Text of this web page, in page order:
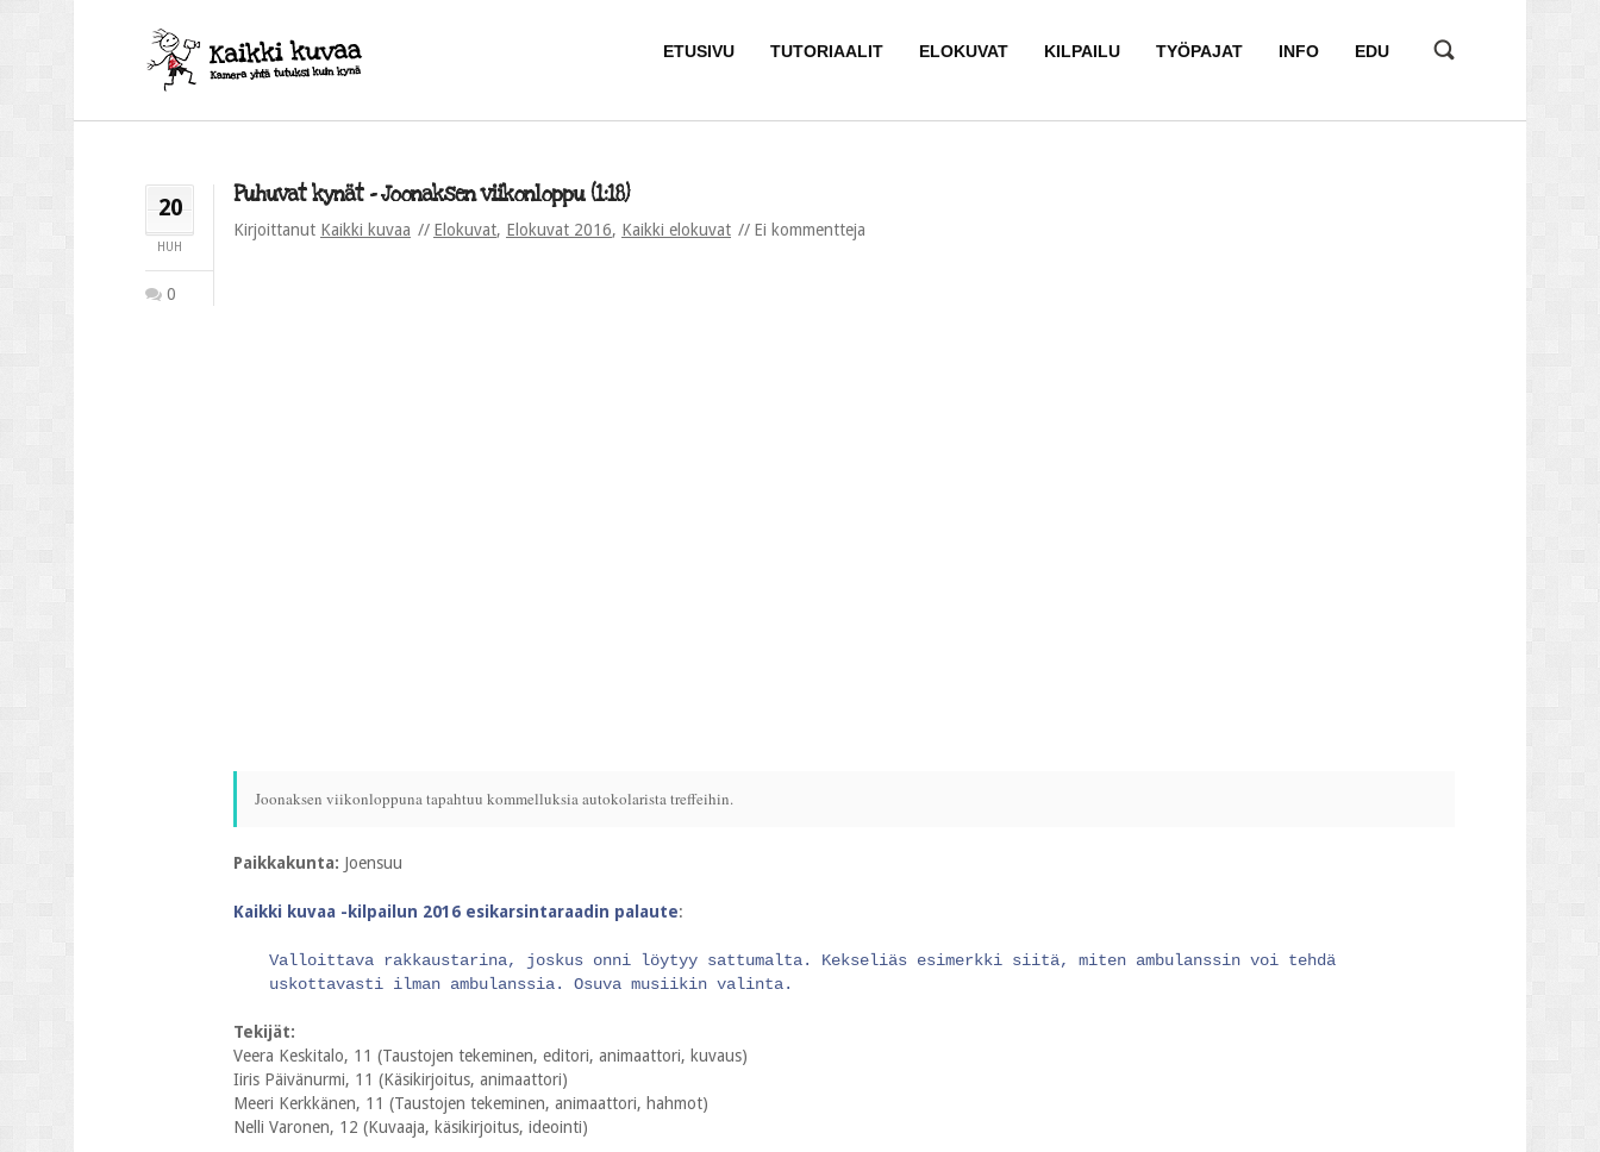
ETUSIVU TUTORIAALIT ELOKUVAT KILPAILU TYÖPAJAT INFO EDU
20
HUH
0
Puhuvat kynät – Joonaksen viikonloppu (1:18)
Kirjoittanut Kaikki kuvaa Elokuvat, Elokuvat 2016, Kaikki elokuvat Ei kommentteja
Joonaksen viikonloppuna tapahtuu kommelluksia autokolarista treffeihin.
Paikkakunta: Joensuu
Kaikki kuvaa -kilpailun 2016 esikarsintaraadin palaute:
Valloittava rakkaustarina, joskus onni löytyy sattumalta. Kekseliäs esimerkki siitä, miten ambulanssin voi tehdä
uskottavasti ilman ambulanssia. Osuva musiikin valinta.
Tekijät:
Veera Keskitalo, 11 (Taustojen tekeminen, editori, animaattori, kuvaus)
Iiris Päivänurmi, 11 (Käsikirjoitus, animaattori)
Meeri Kerkkänen, 11 (Taustojen tekeminen, animaattori, hahmot)
Nelli Varonen, 12 (Kuvaaja, käsikirjoitus, ideointi)